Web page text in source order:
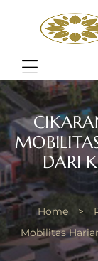
Menu
DARI
Home >
Mobilitas